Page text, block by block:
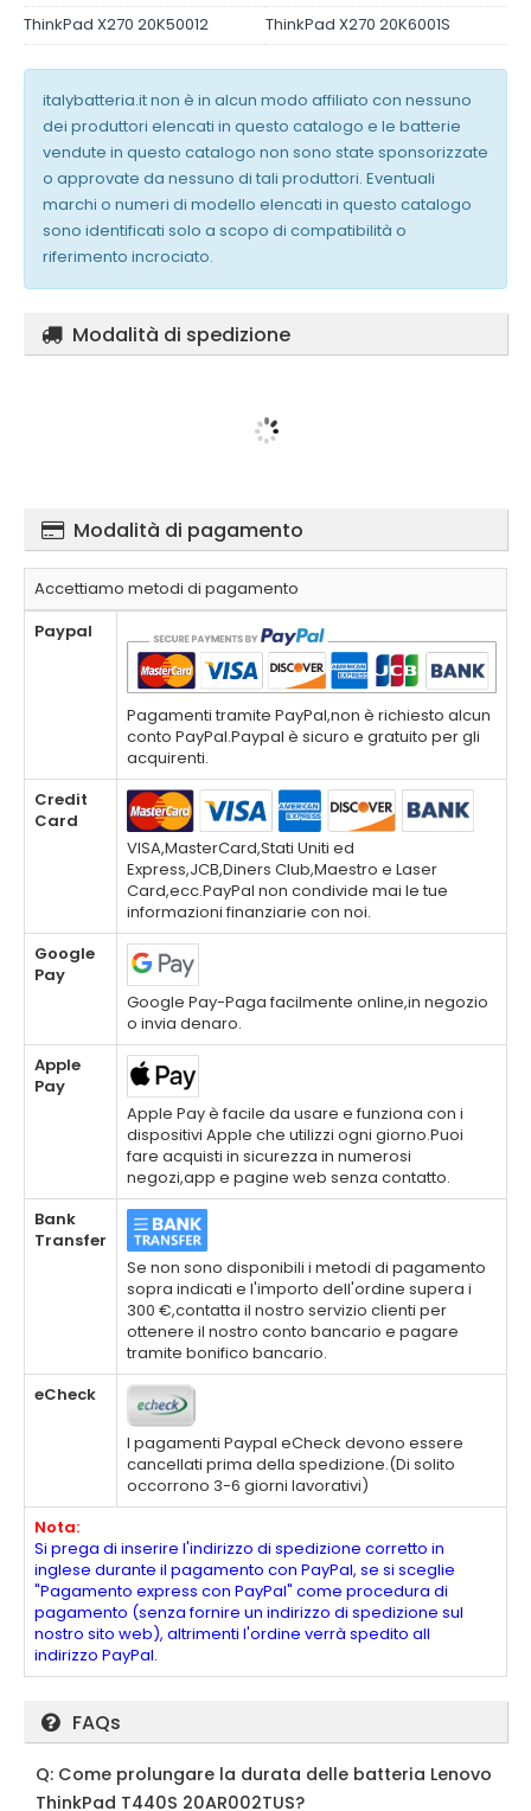
ThinkPad X270 20K50012
ThinkPad X270 20K6001S
italybatteria.it non è in alcun modo affiliato con nessuno
dei produttori elencati in questo catalogo e le batterie
vendute in questo catalogo non sono state sponsorizzate
o approvate da nessuno di tali produttori. Eventuali
marchi o numeri di modello elencati in questo catalogo
sono identificati solo a scopo di compatibilità o
riferimento incrociato.
Modalità di spedizione
Modalità di pagamento
Accettiamo metodi di pagamento
Paypal
Pagamenti tramite PayPal,non è richiesto alcun
conto PayPal.Paypal è sicuro e gratuito per gli
acquirenti.
Credit
Card
VISA,MasterCard,Stati Uniti ed
Express,JCB,Diners Club,Maestro e Laser
Card,ecc.PayPal non condivide mai le tue
informazioni finanziarie con noi.
Google
Pay
Google Pay-Paga facilmente online,in negozio
o invia denaro.
Apple
Pay
Apple Pay è facile da usare e funziona con i
dispositivi Apple che utilizzi ogni giorno.Puoi
fare acquisti in sicurezza in numerosi
negozi,app e pagine web senza contatto.
Bank
Transfer
Se non sono disponibili i metodi di pagamento
sopra indicati e l'importo dell'ordine supera i
300 €,contatta il nostro servizio clienti per
ottenere il nostro conto bancario e pagare
tramite bonifico bancario.
eCheck
I pagamenti Paypal eCheck devono essere
cancellati prima della spedizione.(Di solito
occorrono 3-6 giorni lavorativi)
Nota:
Si prega di inserire l'indirizzo di spedizione corretto in
inglese durante il pagamento con PayPal, se si sceglie
"Pagamento express con PayPal" come procedura di
pagamento (senza fornire un indirizzo di spedizione sul
nostro sito web), altrimenti l'ordine verrà spedito all
indirizzo PayPal.
FAQs
Q: Come prolungare la durata delle batteria Lenovo
ThinkPad T440S 20AR002TUS?